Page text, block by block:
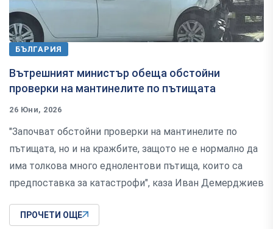
БЪЛГАРИЯ
Вътрешният министър обеща обстойни
проверки на мантинелите по пътищата
26 Юни, 2026
"Започват обстойни проверки на мантинелите по
пътищата, но и на кражбите, защото не е нормално да
има толкова много еднолентови пътища, които са
предпоставка за катастрофи", каза Иван Демерджиев
ПРОЧЕТИ ОЩЕ